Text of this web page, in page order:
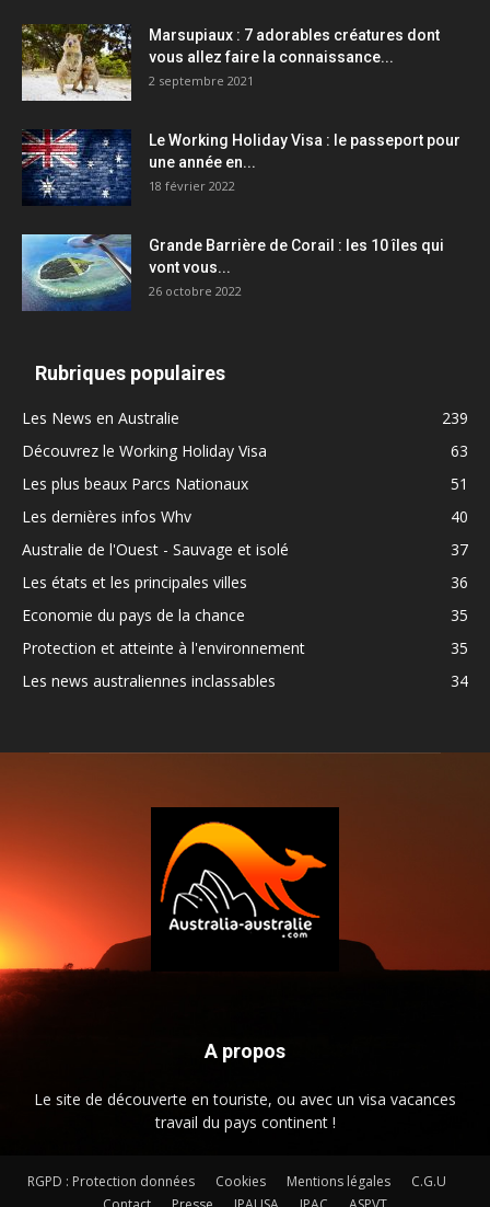
Marsupiaux : 7 adorables créatures dont
vous allez faire la connaissance...
2 septembre 2021
Le Working Holiday Visa : le passeport pour
une année en...
18 février 2022
Grande Barrière de Corail : les 10 îles qui
vont vous...
26 octobre 2022
Rubriques populaires
Les News en Australie
239
Découvrez le Working Holiday Visa
63
Les plus beaux Parcs Nationaux
51
Les dernières infos Whv
40
Australie de l'Ouest - Sauvage et isolé
37
Les états et les principales villes
36
Economie du pays de la chance
35
Protection et atteinte à l'environnement
35
Les news australiennes inclassables
34
A propos
Le site de découverte en touriste, ou avec un visa vacances
travail du pays continent !
RGPD : Protection données Cookies Mentions légales
C.G.U